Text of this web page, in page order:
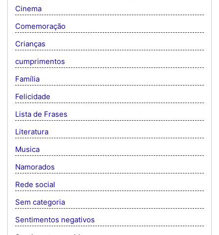
Cinema
Comemoração
Crianças
cumprimentos
Família
Felicidade
Lista de Frases
Literatura
Musica
Namorados
Rede social
Sem categoria
Sentimentos negativos